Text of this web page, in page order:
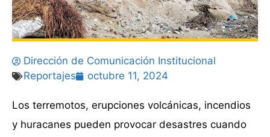
Dirección de Comunicación Institucional
Reportajes
octubre 11, 2024
Los terremotos, erupciones volcánicas, incendios
y huracanes pueden provocar desastres cuando